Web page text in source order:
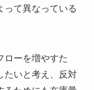
って異なっている
ローを増やすた
たいと考え、反対